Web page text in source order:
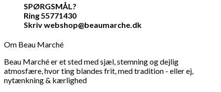
SPØRGSMÅL?
Ring 55771430
Skriv webshop@beaumarche.dk
Om Beau Marché
Beau Marché er et sted med sjæl, stemning og dejlig
atmosfære, hvor ting blandes frit, med tradition - eller ej,
nytænkning & kærlighed